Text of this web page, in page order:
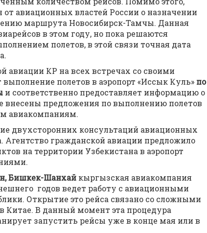
от авиационных властей России о назначении
маршрута Новосибирск-Тамчы. Данная
в этом году, но пока решаются
полетов, в этой связи точная дата
авиации КР на всех встречах со своими
полетов в аэропорт «Иссык Куль» по
и соответственно предоставляет информацию о
внесены предложения по выполнению полетов
авиакомпаниям.
двухсторонних консультаций авиационных
Агентство гражданской авиации предложило
на территории Узбекистана в аэропорт
Бишкек-Шанхай кыргызская авиакомпания
годов ведет работу с авиационными
Открытие это рейса связано со сложными
Китае. В данный момент эта процедура
запустить рейсы уже в конце мая или в